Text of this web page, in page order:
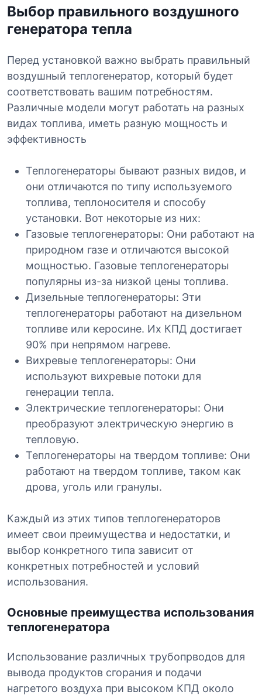
Выбор правильного воздушного
генератора тепла
Перед установкой важно выбрать правильный
воздушный теплогенератор, который будет
соответствовать вашим потребностям.
Различные модели могут работать на разных
видах топлива, иметь разную мощность и
эффективность
Теплогенераторы бывают разных видов, и
они отличаются по типу используемого
топлива, теплоносителя и способу
установки. Вот некоторые из них:
Газовые теплогенераторы: Они работают на
природном газе и отличаются высокой
мощностью. Газовые теплогенераторы
популярны из-за низкой цены топлива.
Дизельные теплогенераторы: Эти
теплогенераторы работают на дизельном
топливе или керосине. Их КПД достигает
90% при непрямом нагреве.
Вихревые теплогенераторы: Они
используют вихревые потоки для
генерации тепла.
Электрические теплогенераторы: Они
преобразуют электрическую энергию в
тепловую.
Теплогенераторы на твердом топливе: Они
работают на твердом топливе, таком как
дрова, уголь или гранулы.
Каждый из этих типов теплогенераторов
имеет свои преимущества и недостатки, и
выбор конкретного типа зависит от
конкретных потребностей и условий
использования.
Основные преимущества использования
теплогенератора
Использование различных трубопрводов для
вывода продуктов сгорания и подачи
нагретого воздуха при высоком КПД около